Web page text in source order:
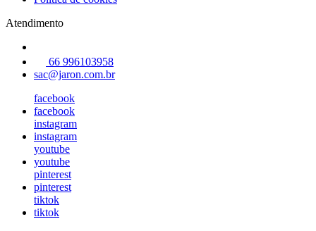
Atendimento
66 996103958
sac@jaron.com.br
facebook
facebook
instagram
instagram
youtube
youtube
pinterest
pinterest
tiktok
tiktok